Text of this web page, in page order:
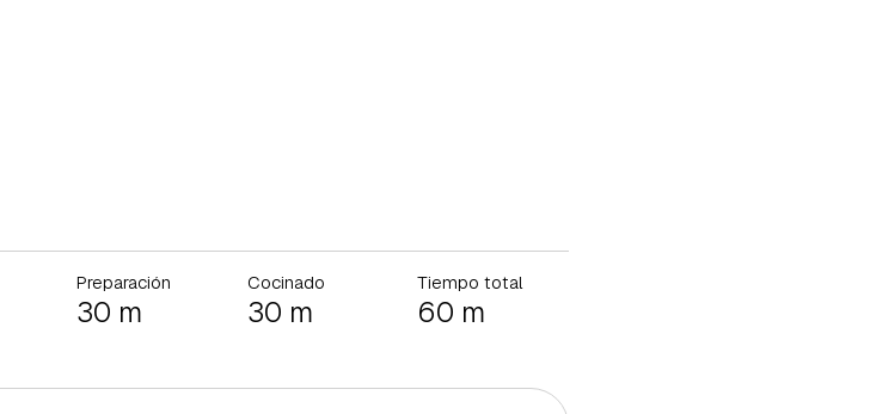
Preparación
30 m
Cocinado
30 m
Tiempo total
60 m